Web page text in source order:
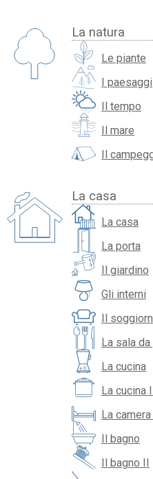
La natura
Le piante
I paesaggi
Il tempo
Il mare
Il
La casa
La casa
La porta
Il giardino
Gli interni
Il
La sala
La cucina
La cucina
La
Il bagno
Il bagno II